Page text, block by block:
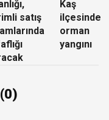
satış
Kaş
ilçesinde
orman
yangını